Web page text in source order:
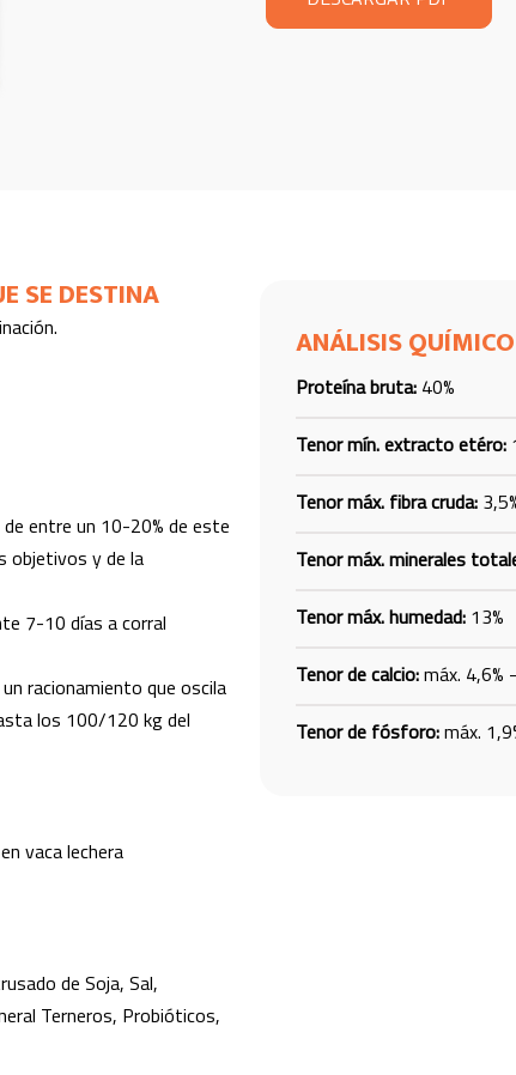
SE DESTINA
entre un 10-20% de este
objetivos y de la
7-10 días a corral
racionamiento que oscila
los 100/120 kg del
vaca lechera
de Soja, Sal,
Terneros, Probióticos,
ANÁLISIS QUÍMICO
Proteína bruta: 40%
Tenor mín. extracto etéro:
Tenor máx. fibra cruda:
Tenor máx. minerales
Tenor máx. humedad: 13%
Tenor de calcio:máx. 4,6%
Tenor de fósforo:máx.